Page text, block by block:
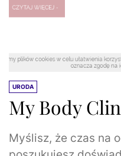
URODA
My Body
Myślisz, że czas na